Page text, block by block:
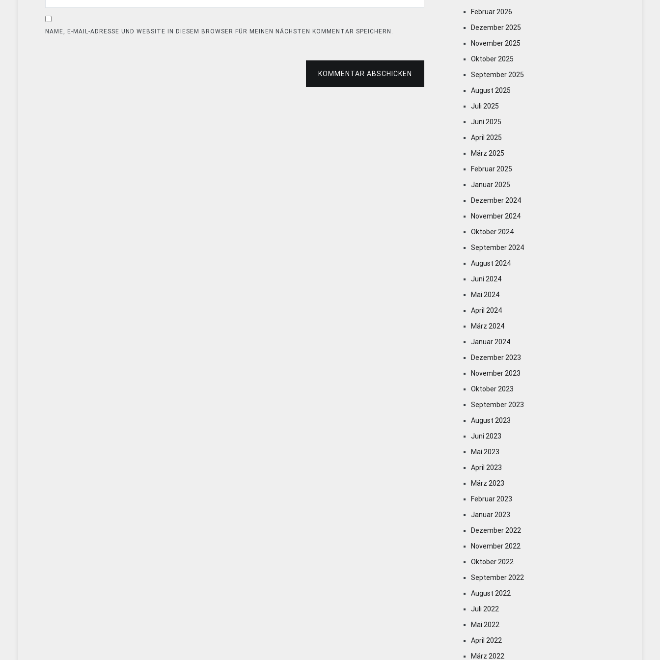
NAME, E-MAIL-ADRESSE UND WEBSITE IN DIESEM BROWSER FÜR MEINEN NÄCHSTEN KOMMENTAR SPEICHERN.
KOMMENTAR ABSCHICKEN
Februar 2026
Dezember 2025
November 2025
Oktober 2025
September 2025
August 2025
Juli 2025
Juni 2025
April 2025
März 2025
Februar 2025
Januar 2025
Dezember 2024
November 2024
Oktober 2024
September 2024
August 2024
Juni 2024
Mai 2024
April 2024
März 2024
Januar 2024
Dezember 2023
November 2023
Oktober 2023
September 2023
August 2023
Juni 2023
Mai 2023
April 2023
März 2023
Februar 2023
Januar 2023
Dezember 2022
November 2022
Oktober 2022
September 2022
August 2022
Juli 2022
Mai 2022
April 2022
März 2022